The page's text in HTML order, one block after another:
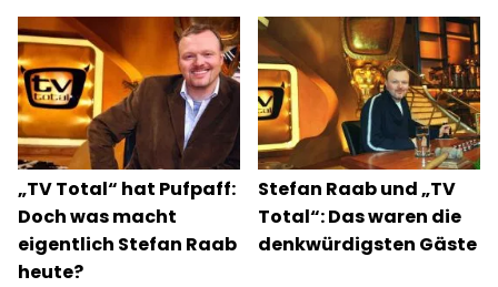
„TV Total“ hat Pufpaff:
Doch was macht
eigentlich Stefan Raab
heute?
Stefan Raab und „TV
Total“: Das waren die
denkwürdigsten Gäste